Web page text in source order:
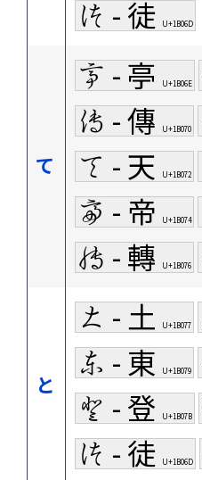
𛁭 - 徒 U+1B06D
て
𛁮 - 亭 U+1B06E
𛁰 - 傳 U+1B070
𛁲 - 天 U+1B072
𛁴 - 帝 U+1B074
𛁶 - 轉 U+1B076
と
𛁷 - 土 U+1B077
𛁹 - 東 U+1B079
𛁻 - 登 U+1B07B
𛁭 - 徒 U+1B06D